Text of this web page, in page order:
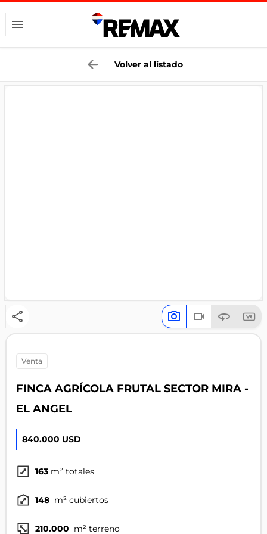
Volver al listado
venta
FINCA AGRÍCOLA FRUTAL SECTOR MIRA -
EL ANGEL
840.000 USD
163 m² totales
148 m² cubiertos
210.000 m² terreno